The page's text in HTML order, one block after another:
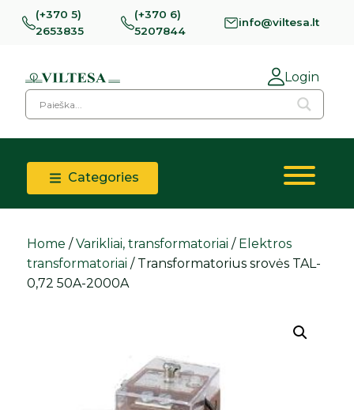
(+370 5)
2653835
(+370 6)
5207844
info@viltesa.lt
Login
Categories
Home /Varikliai, transformatoriai / Elektros
transformatoriai / Transformatorius srovės TAL-
0,72 50A-2000A